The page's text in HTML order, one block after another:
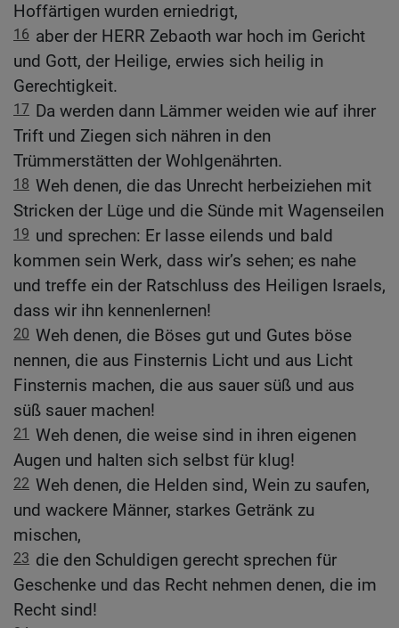
Hoffärtigen wurden erniedrigt,
16 aber der HERR Zebaoth war hoch im Gericht
und Gott, der Heilige, erwies sich heilig in
Gerechtigkeit.
17 Da werden dann Lämmer weiden wie auf ihrer
Trift und Ziegen sich nähren in den
Trümmerstätten der Wohlgenährten.
18 Weh denen, die das Unrecht herbeiziehen mit
Stricken der Lüge und die Sünde mit Wagenseilen
19 und sprechen: Er lasse eilends und bald
kommen sein Werk, dass wir’s sehen; es nahe
und treffe ein der Ratschluss des Heiligen Israels,
dass wir ihn kennenlernen!
20 Weh denen, die Böses gut und Gutes böse
nennen, die aus Finsternis Licht und aus Licht
Finsternis machen, die aus sauer süß und aus
süß sauer machen!
21 Weh denen, die weise sind in ihren eigenen
Augen und halten sich selbst für klug!
22 Weh denen, die Helden sind, Wein zu saufen,
und wackere Männer, starkes Getränk zu
mischen,
23 die den Schuldigen gerecht sprechen für
Geschenke und das Recht nehmen denen, die im
Recht sind!